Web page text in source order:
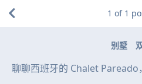
别墅
聊聊西班牙的 Chalet Pareado
1 of 1